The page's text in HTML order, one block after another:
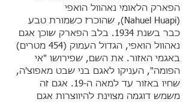
הפארק הלאומי נאהוול הואפי
(Nahuel Huapi), שהוכרז כשמורת טבע
כבר בשנת 1934. בלב הפארק שוכן אגם
נאהוול הואפי, הגדול העמוק (454 מטרים)
באגמי האזור. את השם, שפירושו "אי
הפומה", העניקו לאגם בני שבט מאפוצ'ה,
שחיו באזור עד למאה ה-19. אגם זה
משמש דוגמה מצוינת להיווצרות אגם